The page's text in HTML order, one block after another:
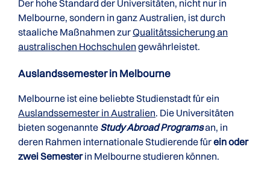
Der hohe Standard der Universitäten, nicht nur in
Melbourne, sondern in ganz Australien, ist durch
staaliche Maßnahmen zurQualitätssicherung an
australischen Hochschulen gewährleistet.
Auslandssemester in Melbourne
Melbourne ist eine beliebte Studienstadt für ein
Auslandssemester in Australien. Die Universitäten
bieten sogenannte Study Abroad Programsan, in
deren Rahmen internationale Studierende fürein oder
zwei Semesterin Melbourne studieren können.